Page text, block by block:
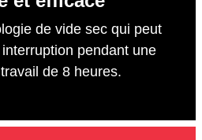
de vide sec qui peut
pendant une
de 8 heures.